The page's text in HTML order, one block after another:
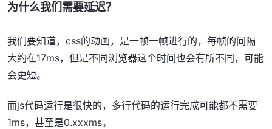
为什么我们需要延迟？
我们要知道，css的动画，是一帧一帧进行的，每帧的间隔
大约在17ms，但是不同浏览器这个时间也会有所不同，可能
会更短。
而js代码运行是很快的，多行代码的运行完成可能都不需要
1ms，甚至是0.xxxms。